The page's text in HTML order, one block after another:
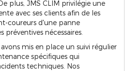
plus, JMS CLIM privilégie une
avec ses clients afin de les
coureurs d'une panne
nécessaires.
mis en place un suivi régulier
spécifiques qui
techniques. Nos